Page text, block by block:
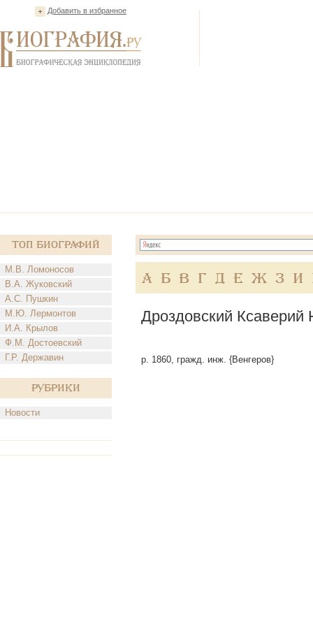
Добавить в избранное
Топ Биографий
М.В. Ломоносов
В.А. Жуковский
А.С. Пушкин
М.Ю. Лермонтов
И.А. Крылов
Ф.М. Достоевский
Г.Р. Державин
Рубрики
Новости
А Б В Г Д Е Ж З И
Дроздовский Ксаверий
р. 1860, гражд. инж. {Венгеров}